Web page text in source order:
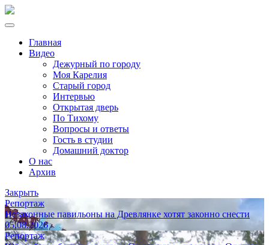
Главная
Видео
Дежурный по городу
Моя Карелия
Старый город
Интервью
Открытая дверь
По Тихому
Вопросы и ответы
Гость в студии
Домашний доктор
О нас
Архив
Закрыть
Репортаж
Незаконные павильоны на Древлянке хотят законно снести
05.08.2026
Репортаж